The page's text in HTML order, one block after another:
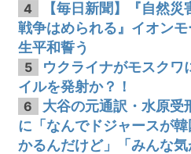
4
【毎日新聞】『自然災
戦争はめられる』イオン
生平和誓う
5
ウクライナがモスクワ
イルを発射か？！
6
大谷の元通訳・水原
に「なんでドジャースが
かるんだけど」「みんな